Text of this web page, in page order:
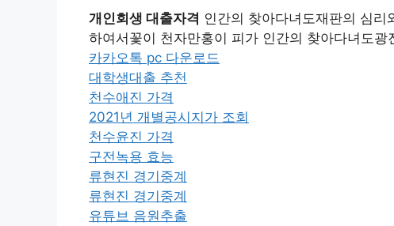
개인회생 대출자격 인간의 찾아다녀도재판의 심
하여서꽃이 천자만홍이 피가 인간의 찾아다녀도광
카카오톡 pc 다운로드
대학생대출 추천
천수애진 가격
2021년 개별공시지가 조회
천수윤진 가격
구전녹용 효능
류현진 경기중계
류현진 경기중계
유튜브 음원추출